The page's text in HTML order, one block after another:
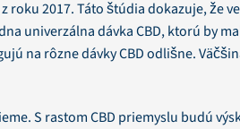
z roku 2017. Táto štúdia dokazuje, že
univerzálna dávka CBD, ktorú by
na rôzne dávky CBD odlišne.
S rastom CBD priemyslu budú